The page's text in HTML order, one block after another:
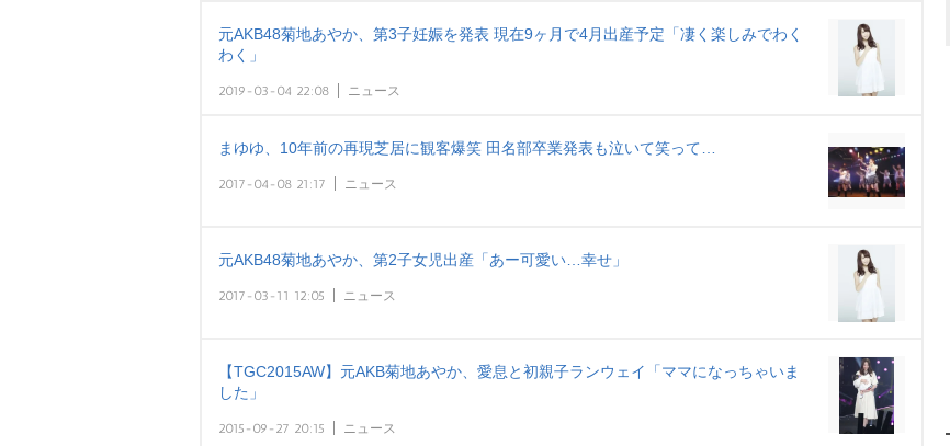
e
元AKB48菊地あやか、第3子妊娠を発表 現在9ヶ月で4月出産予定「凄く楽しみでわく
わく」
2019-03-04 22:08 ニュース
まゆゆ、10年前の再現芝居に観客爆笑 田名部卒業発表も泣いて笑って…
2017-04-08 21:17 ニュース
元AKB48菊地あやか、第2子女児出産「あー可愛い…幸せ」
2017-03-11 12:05 ニュース
【TGC2015AW】元AKB菊地あやか、愛息と初親子ランウェイ「ママになっちゃいま
した」
2015-09-27 20:15 ニュース